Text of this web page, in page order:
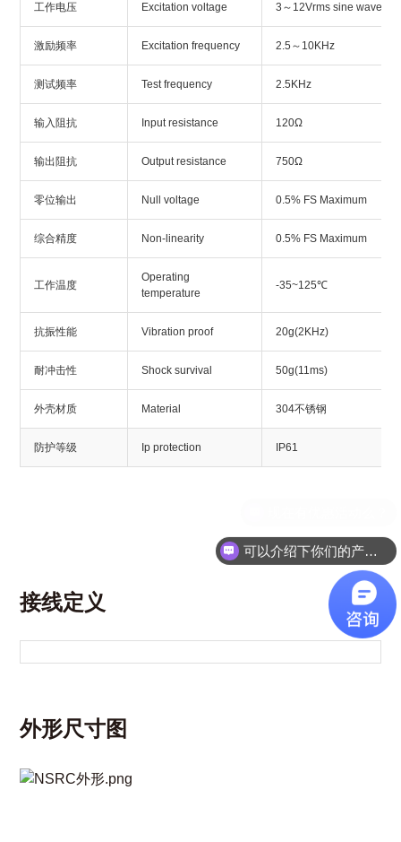
工作电压 Excitation voltage 3～12Vrms sine wave
激励频率 Excitation frequency 2.5～10KHz
测试频率 Test frequency 2.5KHz
输入阻抗 Input resistance 120Ω
输出阻抗 Output resistance 750Ω
零位输出 Null voltage 0.5% FS Maximum
综合精度 Non-linearity 0.5% FS Maximum
工作温度
Operating
temperature
-35~125℃
抗振性能 Vibration proof 20g(2KHz)
耐冲击性 Shock survival 50g(11ms)
外壳材质 Material 304不锈钢
防护等级 Ip protection IP61
接线定义
外形尺寸图
可以介绍下你们的产品么？